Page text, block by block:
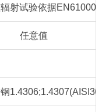
射试验依据
任意值